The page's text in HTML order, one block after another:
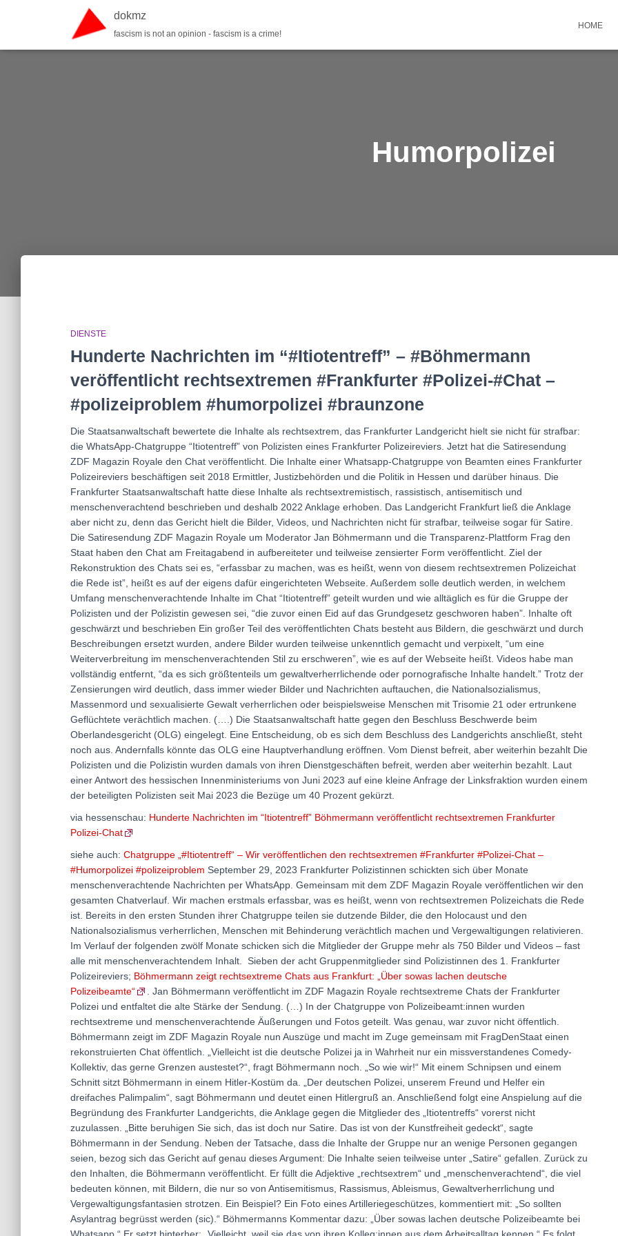
dokmz
fascism is not an opinion - fascism is a crime!
HOME
Humorpolizei
DIENSTE
Hunderte Nachrichten im “#Itiotentreff” – #Böhmermann
veröffentlicht rechtsextremen #Frankfurter #Polizei-#Chat –
#polizeiproblem #humorpolizei #braunzone
Die Staatsanwaltschaft bewertete die Inhalte als rechtsextrem, das Frankfurter Landgericht hielt sie nicht für strafbar:
die WhatsApp-Chatgruppe “Itiotentreff” von Polizisten eines Frankfurter Polizeireviers. Jetzt hat die Satiresendung
ZDF Magazin Royale den Chat veröffentlicht. Die Inhalte einer Whatsapp-Chatgruppe von Beamten eines Frankfurter
Polizeireviers beschäftigen seit 2018 Ermittler, Justizbehörden und die Politik in Hessen und darüber hinaus. Die
Frankfurter Staatsanwaltschaft hatte diese Inhalte als rechtsextremistisch, rassistisch, antisemitisch und
menschenverachtend beschrieben und deshalb 2022 Anklage erhoben. Das Landgericht Frankfurt ließ die Anklage
aber nicht zu, denn das Gericht hielt die Bilder, Videos, und Nachrichten nicht für strafbar, teilweise sogar für Satire.
Die Satiresendung ZDF Magazin Royale um Moderator Jan Böhmermann und die Transparenz-Plattform Frag den
Staat haben den Chat am Freitagabend in aufbereiteter und teilweise zensierter Form veröffentlicht. Ziel der
Rekonstruktion des Chats sei es, “erfassbar zu machen, was es heißt, wenn von diesem rechtsextremen Polizeichat
die Rede ist”, heißt es auf der eigens dafür eingerichteten Webseite. Außerdem solle deutlich werden, in welchem
Umfang menschenverachtende Inhalte im Chat “Itiotentreff” geteilt wurden und wie alltäglich es für die Gruppe der
Polizisten und der Polizistin gewesen sei, “die zuvor einen Eid auf das Grundgesetz geschworen haben”. Inhalte oft
geschwärzt und beschrieben Ein großer Teil des veröffentlichten Chats besteht aus Bildern, die geschwärzt und durch
Beschreibungen ersetzt wurden, andere Bilder wurden teilweise unkenntlich gemacht und verpixelt, “um eine
Weiterverbreitung im menschenverachtenden Stil zu erschweren”, wie es auf der Webseite heißt. Videos habe man
vollständig entfernt, “da es sich größtenteils um gewaltverherrlichende oder pornografische Inhalte handelt.” Trotz der
Zensierungen wird deutlich, dass immer wieder Bilder und Nachrichten auftauchen, die Nationalsozialismus,
Massenmord und sexualisierte Gewalt verherrlichen oder beispielsweise Menschen mit Trisomie 21 oder ertrunkene
Geflüchtete verächtlich machen. (….) Die Staatsanwaltschaft hatte gegen den Beschluss Beschwerde beim
Oberlandesgericht (OLG) eingelegt. Eine Entscheidung, ob es sich dem Beschluss des Landgerichts anschließt, steht
noch aus. Andernfalls könnte das OLG eine Hauptverhandlung eröffnen. Vom Dienst befreit, aber weiterhin bezahlt Die
Polizisten und die Polizistin wurden damals von ihren Dienstgeschäften befreit, werden aber weiterhin bezahlt. Laut
einer Antwort des hessischen Innenministeriums von Juni 2023 auf eine kleine Anfrage der Linksfraktion wurden einem
der beteiligten Polizisten seit Mai 2023 die Bezüge um 40 Prozent gekürzt.
via hessenschau: Hunderte Nachrichten im “Itiotentreff” Böhmermann veröffentlicht rechtsextremen Frankfurter
Polizei-Chat
siehe auch: Chatgruppe „#Itiotentreff“ – Wir veröffentlichen den rechtsextremen #Frankfurter #Polizei-Chat –
#Humorpolizei #polizeiproblem September 29, 2023 Frankfurter Polizistinnen schickten sich über Monate
menschenverachtende Nachrichten per WhatsApp. Gemeinsam mit dem ZDF Magazin Royale veröffentlichen wir den
gesamten Chatverlauf. Wir machen erstmals erfassbar, was es heißt, wenn von rechtsextremen Polizeichats die Rede
ist. Bereits in den ersten Stunden ihrer Chatgruppe teilen sie dutzende Bilder, die den Holocaust und den
Nationalsozialismus verherrlichen, Menschen mit Behinderung verächtlich machen und Vergewaltigungen relativieren.
Im Verlauf der folgenden zwölf Monate schicken sich die Mitglieder der Gruppe mehr als 750 Bilder und Videos – fast
alle mit menschenverachtendem Inhalt. Sieben der acht Gruppenmitglieder sind Polizistinnen des 1. Frankfurter
Polizeireviers; Böhmermann zeigt rechtsextreme Chats aus Frankfurt: „Über sowas lachen deutsche
Polizeibeamte“
. Jan Böhmermann veröffentlicht im ZDF Magazin Royale rechtsextreme Chats der Frankfurter
Polizei und entfaltet die alte Stärke der Sendung. (…) In der Chatgruppe von Polizeibeamt:innen wurden
rechtsextreme und menschenverachtende Äußerungen und Fotos geteilt. Was genau, war zuvor nicht öffentlich.
Böhmermann zeigt im ZDF Magazin Royale nun Auszüge und macht im Zuge gemeinsam mit FragDenStaat einen
rekonstruierten Chat öffentlich. „Vielleicht ist die deutsche Polizei ja in Wahrheit nur ein missverstandenes Comedy-
Kollektiv, das gerne Grenzen austestet?“, fragt Böhmermann noch. „So wie wir!“ Mit einem Schnipsen und einem
Schnitt sitzt Böhmermann in einem Hitler-Kostüm da. „Der deutschen Polizei, unserem Freund und Helfer ein
dreifaches Palimpalim“, sagt Böhmermann und deutet einen Hitlergruß an. Anschließend folgt eine Anspielung auf die
Begründung des Frankfurter Landgerichts, die Anklage gegen die Mitglieder des „Itiotentreffs“ vorerst nicht
zuzulassen. „Bitte beruhigen Sie sich, das ist doch nur Satire. Das ist von der Kunstfreiheit gedeckt“, sagte
Böhmermann in der Sendung. Neben der Tatsache, dass die Inhalte der Gruppe nur an wenige Personen gegangen
seien, bezog sich das Gericht auf genau dieses Argument: Die Inhalte seien teilweise unter „Satire“ gefallen. Zurück zu
den Inhalten, die Böhmermann veröffentlicht. Er füllt die Adjektive „rechtsextrem“ und „menschenverachtend“, die viel
bedeuten können, mit Bildern, die nur so von Antisemitismus, Rassismus, Ableismus, Gewaltverherrlichung und
Vergewaltigungsfantasien strotzen. Ein Beispiel? Ein Foto eines Artilleriegeschützes, kommentiert mit: „So sollten
Asylantrag begrüsst werden (sic).“ Böhmermanns Kommentar dazu: „Über sowas lachen deutsche Polizeibeamte bei